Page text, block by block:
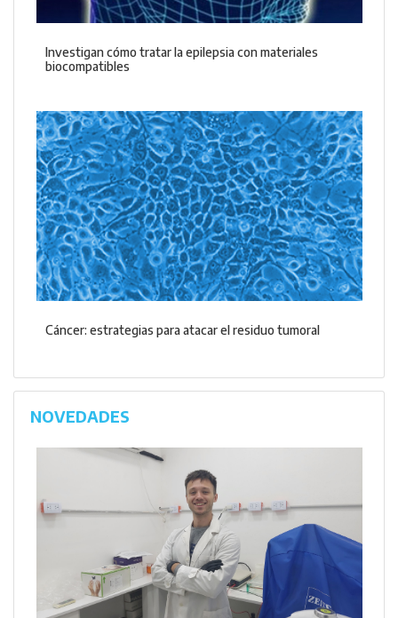
Investigan cómo tratar la epilepsia con materiales
biocompatibles
Cáncer: estrategias para atacar el residuo tumoral
NOVEDADES